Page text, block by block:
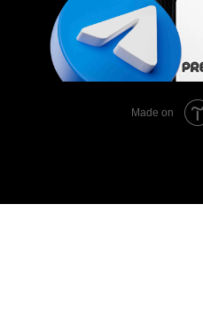
Made on